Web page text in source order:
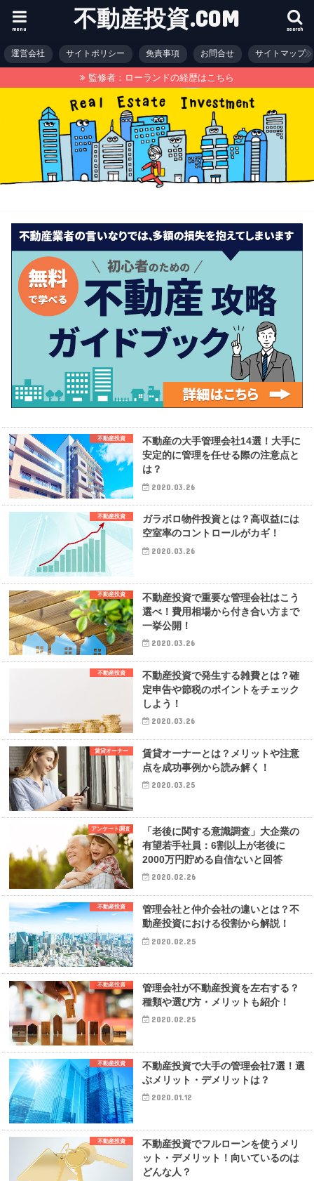
不動産投資.COM search
menu
運営会社 サイトポリシー 免責事項 お問合せ サイトマップ
監修者：ローランドの経歴はこちら
不動産投資
不動産の大手管理会社14選！大手に
安定的に管理を任せる際の注意点と
は？
2020.03.26
不動産投資
ガラボロ物件投資とは？高収益には
空室率のコントロールがカギ！
2020.03.26
不動産投資
不動産投資で重要な管理会社はこう
選べ！費用相場から付き合い方まで
一挙公開！
2020.03.26
不動産投資
不動産投資で発生する雑費とは？確
定申告や節税のポイントをチェック
しよう！
2020.03.26
賃貸オーナー
賃貸オーナーとは？メリットや注意
点を成功事例から読み解く！
2020.03.25
アンケート調査
「老後に関する意識調査」大企業の
有望若手社員：6割以上が老後に
2000万円貯める自信ないと回答
2020.02.26
不動産投資
管理会社と仲介会社の違いとは？不
動産投資における役割から解説！
2020.02.25
不動産投資
管理会社が不動産投資を左右する？
種類や選び方・メリットも紹介！
2020.02.25
不動産投資
不動産投資で大手の管理会社7選！選
ぶメリット・デメリットは？
2020.01.12
不動産投資
不動産投資でフルローンを使うメリ
ット・デメリット！向いているのは
どんな人？